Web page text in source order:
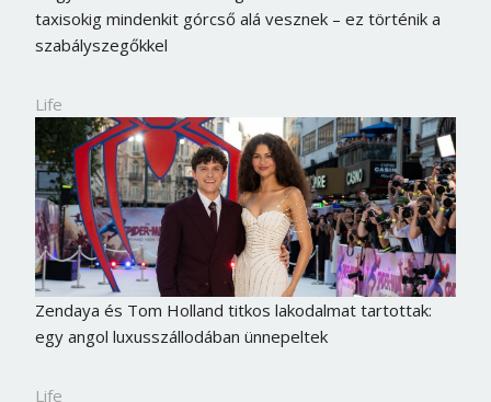
taxisokig mindenkit górcső alá vesznek – ez történik a
szabályszegőkkel
Life
Zendaya és Tom Holland titkos lakodalmat tartottak:
egy angol luxusszállodában ünnepeltek
Life